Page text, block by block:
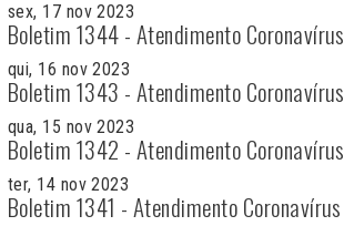
sex, 17 nov 2023
Boletim 1344 - Atendimento Coronavírus
qui, 16 nov 2023
Boletim 1343 - Atendimento Coronavírus
qua, 15 nov 2023
Boletim 1342 - Atendimento Coronavírus
ter, 14 nov 2023
Boletim 1341 - Atendimento Coronavírus